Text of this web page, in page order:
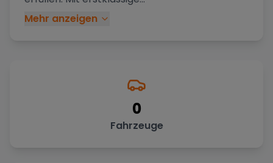
Mehr anzeigen
0
Fahrzeuge